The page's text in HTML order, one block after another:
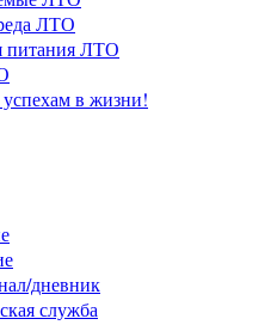
ЛТО
питания ЛТО
в жизни!
дневник
служба